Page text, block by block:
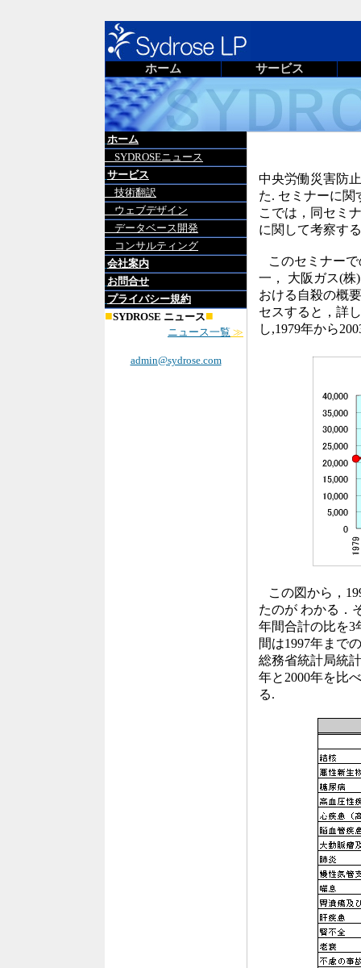
ホーム サービス
ホーム
SYDROSEニュース
サービス
技術翻訳
ウェブデザイン
データベース開発
コンサルティング
会社案内
お問合せ
プライバシー規約
■SYDROSE ニュース■
ニュース一覧 ≫
admin@sydrose.com
中央労働災害防
た. セミナーに関
こでは，同セミ
に関して考察す
このセミナーで
一， 大阪ガス(株
おける自殺の概
セスすると，詳
し,1979年から
この図から，
たのが わかる．
年間合計の比を3
間は1997年まで
総務省統計局統
年と2000年を比
る.